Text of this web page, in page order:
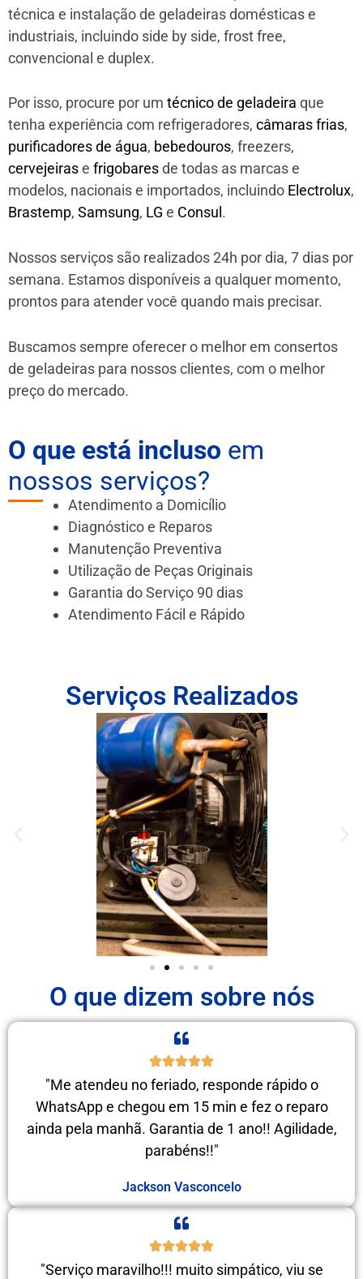
técnica e instalação de geladeiras domésticas e
industriais, incluindo side by side, frost free,
convencional e duplex.
Por isso, procure por um técnico de geladeira que
tenha experiência com refrigeradores, câmaras frias,
purificadores de água, bebedouros, freezers,
cervejeirase frigobaresde todas as marcas e
modelos, nacionais e importados, incluindo Electrolux,
Brastemp, Samsung, LG e Consul .
Nossos serviços são realizados 24h por dia, 7 dias por
semana. Estamos disponíveis a qualquer momento,
prontos para atender você quando mais precisar.
Buscamos sempre oferecer o melhor em consertos
de geladeiras para nossos clientes, com o melhor
preço do mercado.
O que está incluso em
nossos serviços?
Atendimento a Domicílio
Diagnóstico e Reparos
Manutenção Preventiva
Utilização de Peças Originais
Garantia do Serviço 90 dias
Atendimento Fácil e Rápido
Serviços Realizados
O que dizem sobre nós
"Me atendeu no feriado, responde rápido o
WhatsApp e chegou em 15 min e fez o reparo
ainda pela manhã. Garantia de 1 ano!! Agilidade,
parabéns!!"
Jackson Vasconcelo
"Serviço maravilho!!! muito simpático, viu se